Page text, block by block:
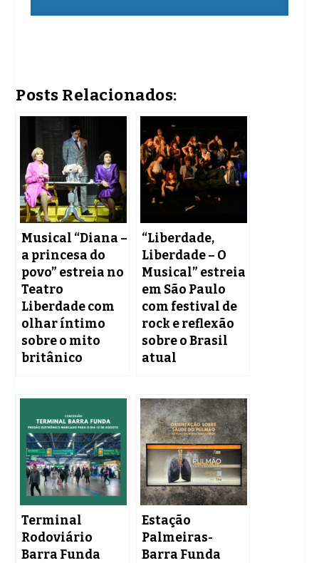
Posts Relacionados:
Musical “Diana –
a princesa do
povo” estreia no
Teatro
Liberdade com
olhar íntimo
sobre o mito
britânico
“Liberdade,
Liberdade – O
Musical” estreia
em São Paulo
com festival de
rock e reflexão
sobre o Brasil
atual
Terminal
Rodoviário
Barra Funda
Estação
Palmeiras-
Barra Funda